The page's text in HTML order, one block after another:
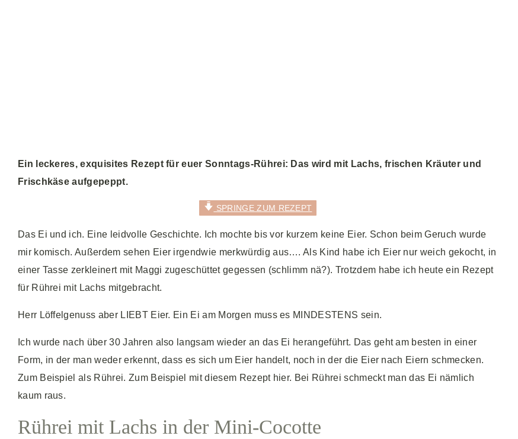
Ein leckeres, exquisites Rezept für euer Sonntags-Rührei: Das wird mit Lachs, frischen Kräuter und
Frischkäse aufgepeppt.
SPRINGE ZUM REZEPT
Das Ei und ich. Eine leidvolle Geschichte. Ich mochte bis vor kurzem keine Eier. Schon beim Geruch wurde
mir komisch. Außerdem sehen Eier irgendwie merkwürdig aus…. Als Kind habe ich Eier nur weich gekocht, in
einer Tasse zerkleinert mit Maggi zugeschüttet gegessen (schlimm nä?). Trotzdem habe ich heute ein Rezept
für Rührei mit Lachs mitgebracht.
Herr Löffelgenuss aber LIEBT Eier. Ein Ei am Morgen muss es MINDESTENS sein.
Ich wurde nach über 30 Jahren also langsam wieder an das Ei herangeführt. Das geht am besten in einer
Form, in der man weder erkennt, dass es sich um Eier handelt, noch in der die Eier nach Eiern schmecken.
Zum Beispiel als Rührei. Zum Beispiel mit diesem Rezept hier. Bei Rührei schmeckt man das Ei nämlich
kaum raus.
Rührei mit Lachs in der Mini-Cocotte